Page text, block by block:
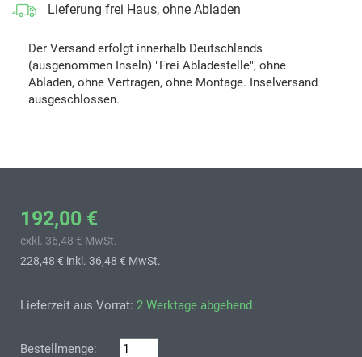
Lieferung frei Haus, ohne Abladen
Der Versand erfolgt innerhalb Deutschlands
(ausgenommen Inseln) "Frei Abladestelle", ohne
Abladen, ohne Vertragen, ohne Montage. Inselversand
ausgeschlossen.
192,00 €
exkl. 36,48 € MwSt.
228,48 € inkl. 36,48 € MwSt.
Lieferzeit aus Vorrat: 2 Werktage abgehend
Bestellmenge: